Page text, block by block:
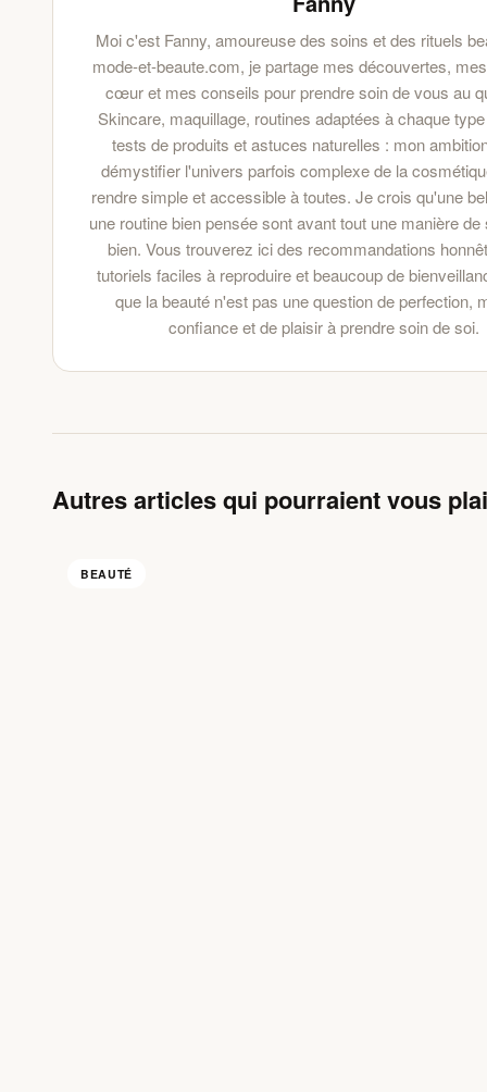
Moi c'est Fanny, amoureuse des soins et des rituels
mode-et-beaute.com, je partage mes découvertes,
cœur et mes conseils pour prendre soin de vous au
Skincare, maquillage, routines adaptées à chaque
tests de produits et astuces naturelles : mon
démystifier l'univers parfois complexe de la
rendre simple et accessible à toutes. Je crois qu'une
une routine bien pensée sont avant tout une manière de
bien. Vous trouverez ici des recommandations
tutoriels faciles à reproduire et beaucoup de
que la beauté n'est pas une question de perfection,
confiance et de plaisir à prendre soin de soi.
Autres articles qui pourraient vous
BEAUTÉ